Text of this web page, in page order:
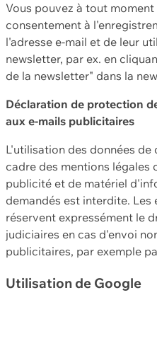
Vous pouvez à tout
consentement à
l'adresse e-mail et de leur
newsletter, par ex. en
de la newsletter" dans la
Déclaration de protection
aux e-mails publicitaires
L'utilisation des données
cadre des mentions
publicité et de matériel
demandés est interdite.
réservent expressément le
judiciaires en cas d'envoi
publicitaires, par exemple
Utilisation de Google